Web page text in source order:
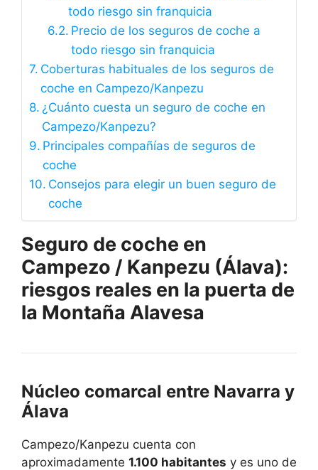
todo riesgo sin franquicia
Precio de los seguros de coche a
todo riesgo sin franquicia
Coberturas habituales de los seguros de
coche en Campezo/Kanpezu
¿Cuánto cuesta un seguro de coche en
Campezo/Kanpezu?
Principales compañías de seguros de
coche
Consejos para elegir un buen seguro de
coche
Seguro de coche en
Campezo / Kanpezu (Álava):
riesgos reales en la puerta de
la Montaña Alavesa
Núcleo comarcal entre Navarra y
Álava
Campezo/Kanpezu cuenta con
aproximadamente 1.100 habitantes y es uno de